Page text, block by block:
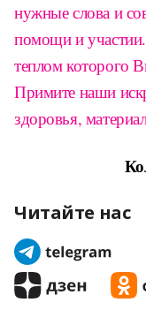
нужные слова и
помощи и
теплом которого
Примите наши
здоровья,
Читайте нас